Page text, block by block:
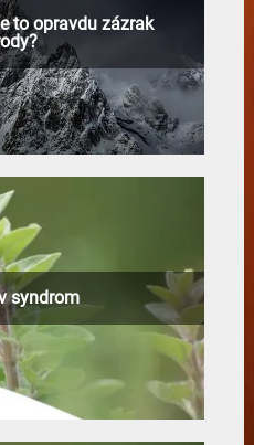
to opravdu zázrak
syndrom